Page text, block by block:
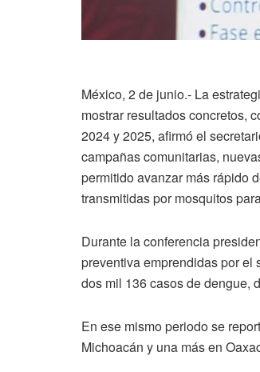
México, 2 de junio.- La
mostrar resultados concretos,
2024 y 2025, afirmó el
campañas comunitarias,
permitido avanzar más rápido
transmitidas por mosquitos
Durante la conferencia
preventiva emprendidas por el
dos mil 136 casos de dengue,
En ese mismo periodo se
Michoacán y una más en